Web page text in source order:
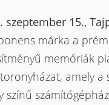
szeptember 15.,
márka a
memóriák
amely a
színű